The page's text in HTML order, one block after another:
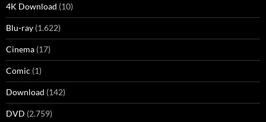
4K Download (10)
Blu-ray (1.622)
Cinema (17)
Comic (1)
Download (142)
DVD (2.759)